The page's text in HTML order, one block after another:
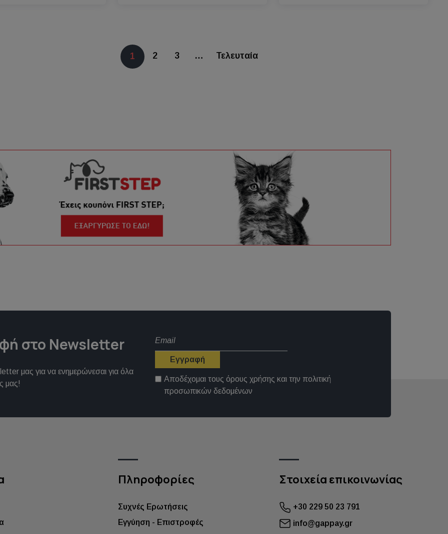
1 2 3 … Τελευταία
στο Newsletter
μας για να ενημερώνεσαι για όλα
μας!
Εγγραφή
Αποδέχομαι τουςόρους χρήσης και τηνπολιτική
προσωπικών δεδομένων
Στοιχεία επικοινωνίας
+30 229 50 23 791
info@gappay.gr
Πληροφορίες
Συχνές Ερωτήσεις
Εγγύηση - Επιστροφές